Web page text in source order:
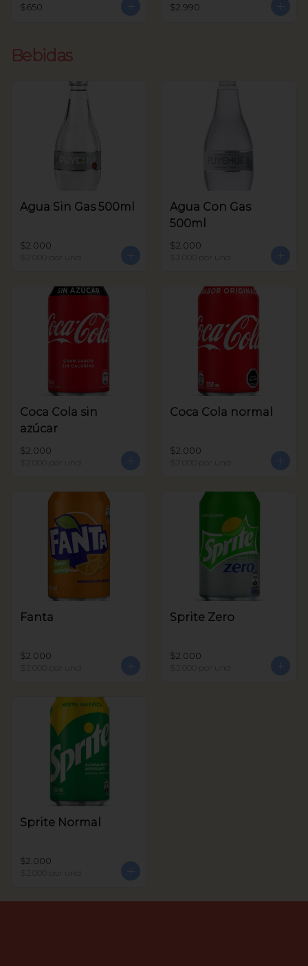
$650 $2.990
Bebidas
Agua Sin Gas 500ml
$2.000
$2.000 por und
Agua Con Gas
500ml
$2.000
$2.000 por und
Coca Cola sin
azúcar
$2.000
$2.000 por und
Coca Cola normal
$2.000
$2.000 por und
Fanta
$2.000
$2.000 por und
Sprite Zero
$2.000
$2.000 por und
Sprite Normal
$2.000
$2.000 por und